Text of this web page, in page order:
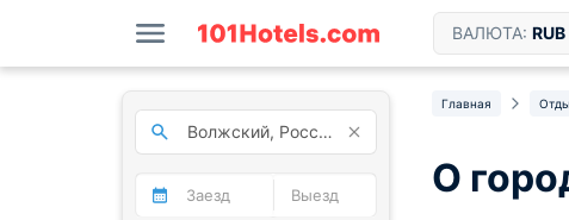
ВАЛЮТА: RUB
Главная
О